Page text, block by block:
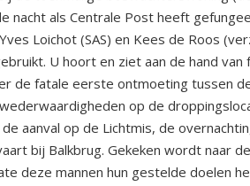
nacht als Centrale Post heeft
Loichot (SAS) en Kees de Roos
U hoort en ziet aan de hand
de fatale eerste ontmoeting tussen
op de
aanval op de Lichtmis, de
bij Balkbrug. Gekeken wordt naar
deze mannen hun gestelde doelen